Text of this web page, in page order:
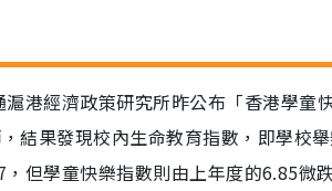
港經濟政策研究所昨公布「香港學
結果發現校內生命教育指數，即學校
但學童快樂指數則由上年度的6.85微